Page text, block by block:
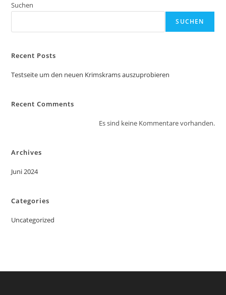
Suchen
SUCHEN
Recent Posts
Testseite um den neuen Krimskrams auszuprobieren
Recent Comments
Es sind keine Kommentare vorhanden.
Archives
Juni 2024
Categories
Uncategorized